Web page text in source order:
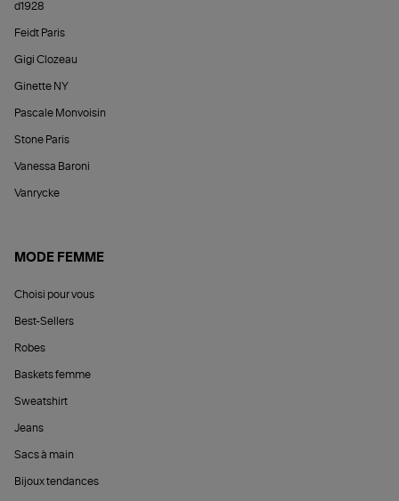
d1928
Feidt Paris
Gigi Clozeau
Ginette NY
Pascale Monvoisin
Stone Paris
Vanessa Baroni
Vanrycke
MODE FEMME
Choisi pour vous
Best-Sellers
Robes
Baskets femme
Sweatshirt
Jeans
Sacs à main
Bijoux tendances